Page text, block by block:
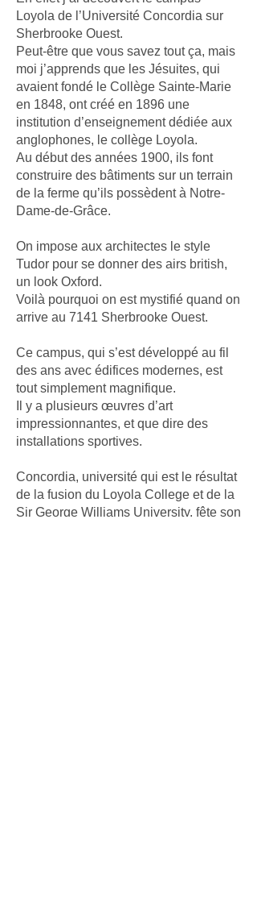
Loyola de l’Université Concordia sur
Sherbrooke Ouest.
Peut-être que vous savez tout ça, mais
moi j’apprends que les Jésuites, qui
avaient fondé le Collège Sainte-Marie
en 1848, ont créé en 1896 une
institution d’enseignement dédiée aux
anglophones, le collège Loyola.
Au début des années 1900, ils font
construire des bâtiments sur un terrain
de la ferme qu’ils possèdent à Notre-
Dame-de-Grâce.
On impose aux architectes le style
Tudor pour se donner des airs british,
un look Oxford.
Voilà pourquoi on est mystifié quand on
arrive au 7141 Sherbrooke Ouest.
Ce campus, qui s’est développé au fil
des ans avec édifices modernes, est
tout simplement magnifique.
Il y a plusieurs œuvres d’art
impressionnantes, et que dire des
installations sportives.
Concordia, université qui est le résultat
de la fusion du Loyola College et de la
Sir George Williams University, fête son